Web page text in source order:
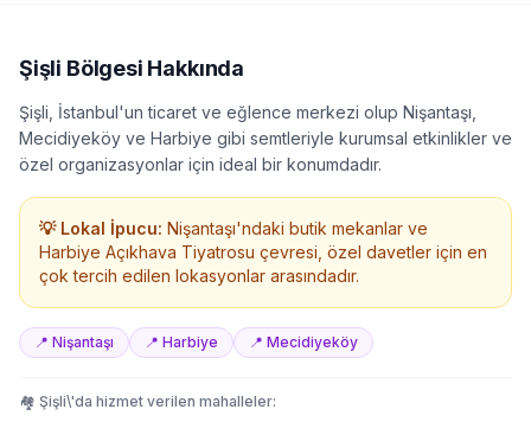
Şişli Bölgesi Hakkında
Şişli, İstanbul'un ticaret ve eğlence merkezi olup Nişantaşı,
Mecidiyeköy ve Harbiye gibi semtleriyle kurumsal etkinlikler ve
özel organizasyonlar için ideal bir konumdadır.
💡 Lokal İpucu: Nişantaşı'ndaki butik mekanlar ve
Harbiye Açıkhava Tiyatrosu çevresi, özel davetler için en
çok tercih edilen lokasyonlar arasındadır.
📍 Nişantaşı 📍 Harbiye 📍 Mecidiyeköy
🏘️ Şişli\'da hizmet verilen mahalleler: